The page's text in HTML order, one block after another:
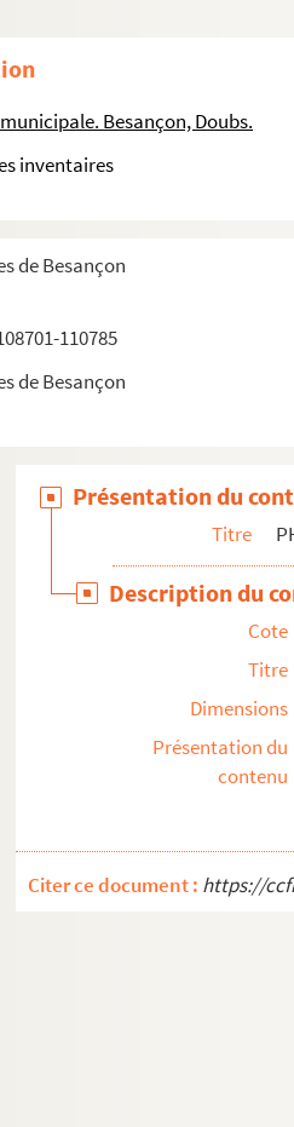
Besançon, Doubs.
inventaires
de Besançon
110785
de Besançon
Jeune Femme en buste
Femme assise à mi-corps, avec
en buste
en buste
dans un ovale
en pied
Homme debout à mi-corps,
en buste, dans un ovale
assis sur une chaise
Courbet en train de peindre
Femme en buste
(tête)
debout, en marinière
Femme en buste
Jeune garçon en buste
Jeune garçon en buste
Bébé assis
Fillette debout, adossée à un fauteuil
Bébé assis
2 fillettes
2 enfants dans un ovale
Bébé assis
Présentation du
Titre
Description du
Cote
Titre
Dimensions
Présentation du
contenu
Citer ce document : https://